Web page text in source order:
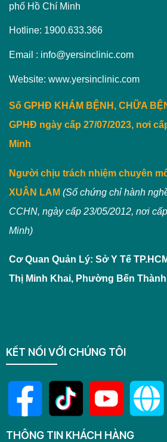
phố Hồ Chí Minh
Hotline: 1900.633.366
Email : info@yersinclinic.com
Website: www.yersinclinic.com
Số GPHĐ KHÁM BỆNH, CHỮA
GPHĐ ngày cấp 27/07/2023, nơi
Minh
Người chịu trách nhiệm chuyên
XUÂN LAM (Số chứng chỉ hành
CCHN, ngày cấp 23/05/2012, nơi
Minh)
Cơ Quan Quản Lý: Sở Y Tế
Thị Minh Khai, Phường Bến
KẾT NỐI VỚI CHÚNG TÔI
THÔNG TIN KHÁCH HÀNG